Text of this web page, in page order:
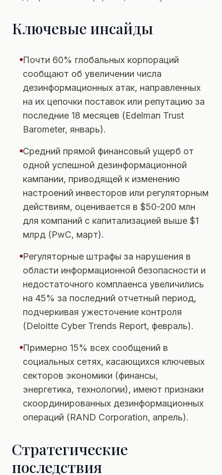
Ключевые инсайды
Почти 60% глобальных корпораций
сообщают об увеличении числа
дезинформационных атак, направленных
на их цепочки поставок или репутацию за
последние 18 месяцев (Edelman Trust
Barometer, январь).
Средний прямой финансовый ущерб от
одной успешной дезинформационной
кампании, приводящей к изменению
настроений инвесторов или регуляторным
действиям, оценивается в $50-200 млн
для компаний с капитализацией выше $1
млрд (PwC, март).
Регуляторные штрафы за нарушения в
области информационной безопасности и
недостаточного комплаенса увеличились
на 45% за последний отчетный период,
подчеркивая ужесточение контроля
(Deloitte Cyber Trends Report, февраль).
Примерно 15% всех сообщений в
социальных сетях, касающихся ключевых
секторов экономики (финансы,
энергетика, технологии), имеют признаки
скоординированных дезинформационных
операций (RAND Corporation, апрель).
Стратегические
последствия